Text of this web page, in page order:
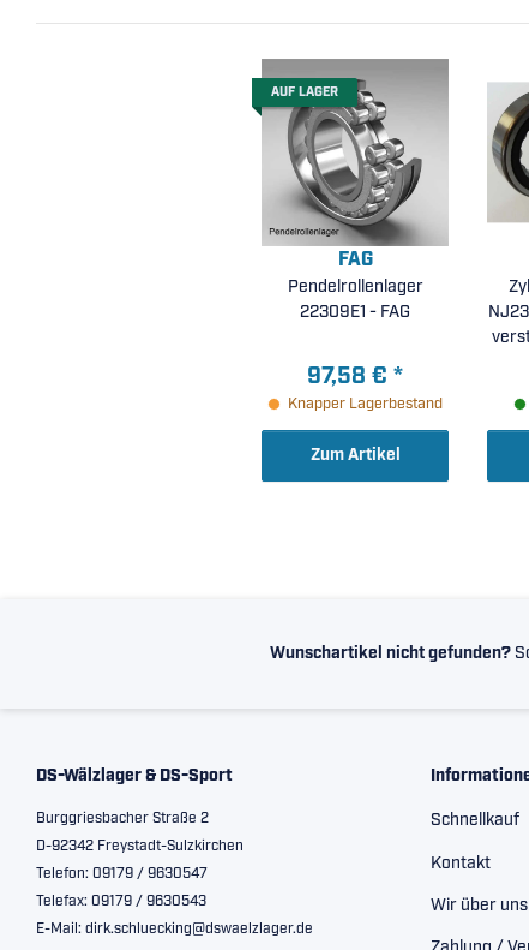
AUF LAGER
FAG
Pendelrollenlager
22309E1 - FAG
97,58 € *
Knapper Lagerbestand
Zum Artikel
Wunschartikel nicht gefunden?
DS-Wälzlager & DS-Sport
Burggriesbacher Straße 2
D-92342 Freystadt-Sulzkirchen
Telefon: 09179 / 9630547
Telefax: 09179 / 9630543
E-Mail: dirk.schluecking@dswaelzlager.de
Schnellkauf
Kontakt
Wir über uns